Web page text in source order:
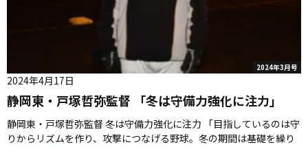
2024年3月号
静岡東・戸塚哲弥監督 「冬は守備力強化に注力」
2024年4月17日
静岡東・戸塚哲弥監督 冬は守備力強化に注力 「目指しているのは守
りからリズムを作り、攻撃につなげる野球。冬の期間は基礎を繰り